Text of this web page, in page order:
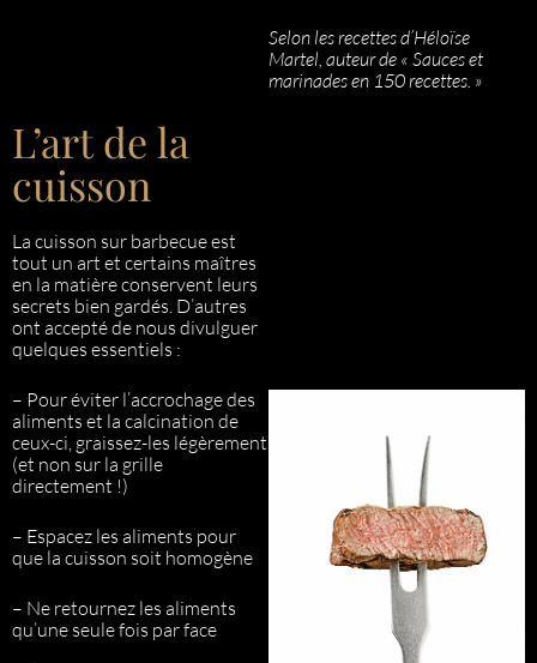
Selon les recettes d’Héloïse
Martel, auteur de « Sauces et
marinades en 150 recettes. »
L’art de la
cuisson
La cuisson sur barbecue est
tout un art et certains maîtres
en la matière conservent leurs
secrets bien gardés. D’autres
ont accepté de nous divulguer
quelques essentiels :
– Pour éviter l’accrochage des
aliments et la calcination de
ceux-ci, graissez-les légèrement
(et non sur la grille
directement !)
– Espacez les aliments pour
que la cuisson soit homogène
– Ne retournez les aliments
qu’une seule fois par face